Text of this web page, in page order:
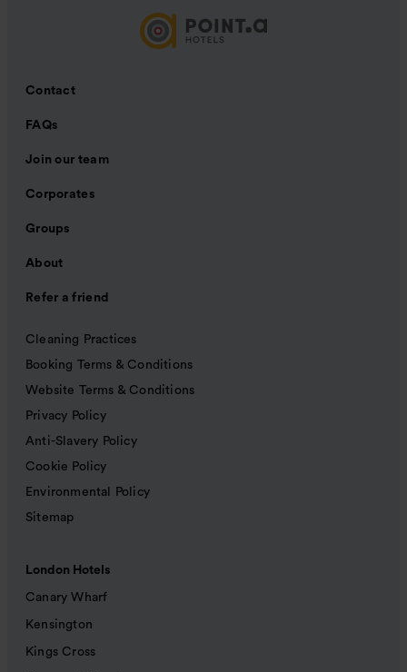
Contact
FAQs
Join our team
Corporates
Groups
About
Refer a friend
Cleaning Practices
Booking Terms & Conditions
Website Terms & Conditions
Privacy Policy
Anti-Slavery Policy
Cookie Policy
Environmental Policy
Sitemap
London Hotels
Canary Wharf
Kensington
Kings Cross